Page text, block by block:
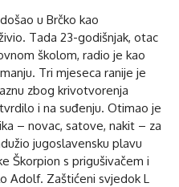
u Brčko kao
Tada 23-godišnjak, otac
školom, radio je kao
Tri mjeseca ranije je
zbog krivotvorenja
i na suđenju. Otimao je
– novac, satove, nakit – za
jugoslavensku plavu
Škorpion s prigušivačem i
Adolf. Zaštićeni svjedok L